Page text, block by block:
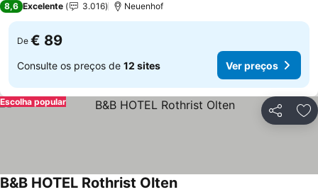
8,6 Excelente 3.016 Neuenhof
De € 89
Consulte os preços de 12 sites Ver preços
Partilhar
Escolha popular
B&B HOTEL Rothrist Olten